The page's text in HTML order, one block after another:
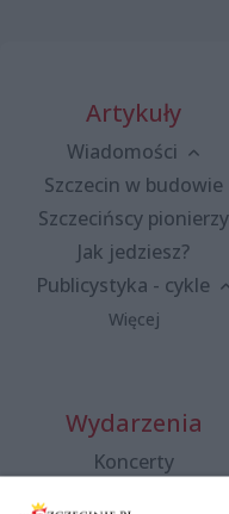
Artykuły
Wiadomości
Szczecin w budowie
Szczecińscy pionierzy
Jak jedziesz?
Publicystyka - cykle
Więcej
Wydarzenia
Koncerty